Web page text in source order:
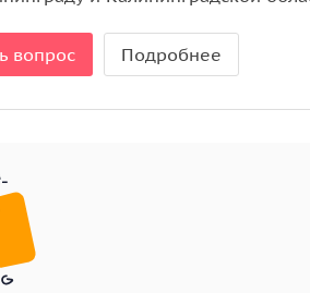
башню водолечебницы,
Кукком в начале XX века,
скульптора
органный зал Макарова,
вопрос Подробнее